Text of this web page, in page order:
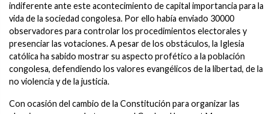
indiferente ante este acontecimiento de capital importancia para la
vida de la sociedad congolesa. Por ello había enviado 30000
observadores para controlar los procedimientos electorales y
presenciar las votaciones. A pesar de los obstáculos, la Iglesia
católica ha sabido mostrar su aspecto profético a la población
congolesa, defendiendo los valores evangélicos de la libertad, de la
no violencia y de la justicia.
Con ocasión del cambio de la Constitución para organizar las